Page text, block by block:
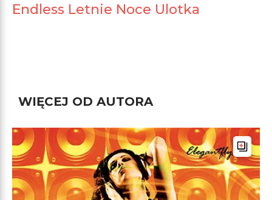
Endless Letnie Noce Ulotka
WIĘCEJ OD AUTORA